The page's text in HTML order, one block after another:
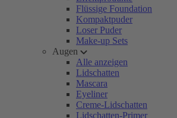
Flüssige Foundation
Kompaktpuder
Loser Puder
Make-up Sets
Augen
Alle anzeigen
Lidschatten
Mascara
Eyeliner
Creme-Lidschatten
Lidschatten-Primer